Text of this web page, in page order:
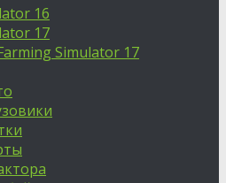
16
17
Simulator 17